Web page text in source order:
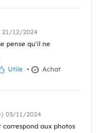
21/12/2024
pense qu'il ne
Utile •
Achat
05/11/2024
correspond aux photos